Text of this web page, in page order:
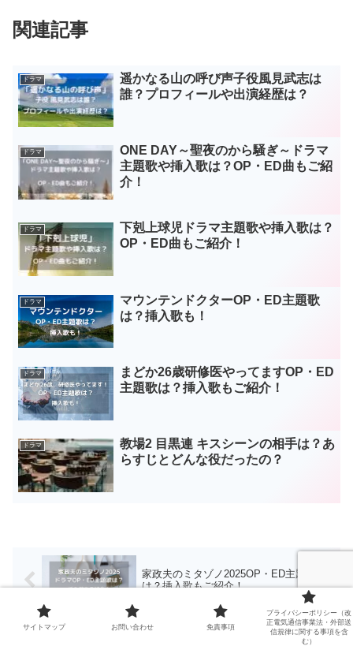
関連記事
ドラマ
遥かなる山の呼び声子役風見武志は
誰？プロフィールや出演経歴は？
ドラマ
ONE DAY～聖夜のから騒ぎ～ドラマ
主題歌や挿入歌は？OP・ED曲もご紹
介！
ドラマ
下剋上球児ドラマ主題歌や挿入歌は？
OP・ED曲もご紹介！
ドラマ
マウンテンドクターOP・ED主題歌
は？挿入歌も！
ドラマ
まどか26歳研修医やってますOP・ED
主題歌は？挿入歌もご紹介！
ドラマ
教場2 目黒連 キスシーンの相手は？あ
らすじとどんな役だったの？
家政夫のミタゾノ2025OP・ED主題歌
は？挿入歌もご紹介！
サイトマップ お問い合わせ 免責事項
プライバシーポリシー（改
正電気通信事業法・外部送
信規律に関する事項を含
む）